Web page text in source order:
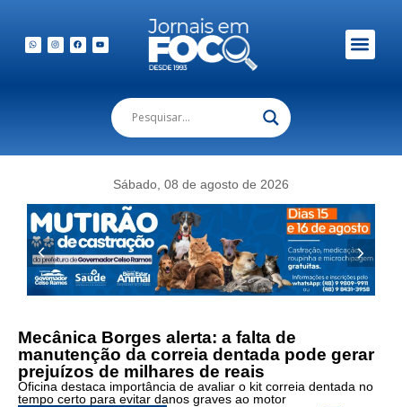
Sábado, 08 de agosto de 2026
Mecânica Borges alerta: a falta de
manutenção da correia dentada pode gerar
prejuízos de milhares de reais
Oficina destaca importância de avaliar o kit correia dentada no
tempo certo para evitar danos graves ao motor